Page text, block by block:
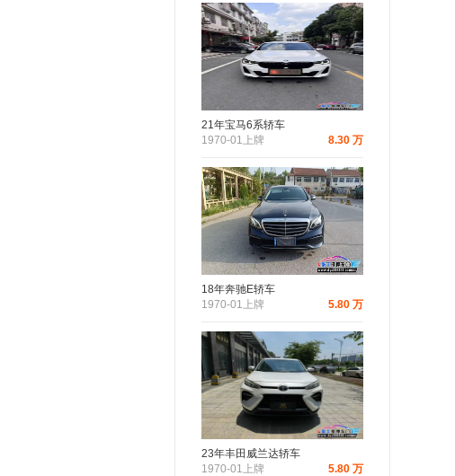
21年宝马6系轿车
1970-01上牌
8.30 万
18年奔驰E轿车
1970-01上牌
5.80 万
23年丰田威兰达轿车
1970-01上牌
5.80 万